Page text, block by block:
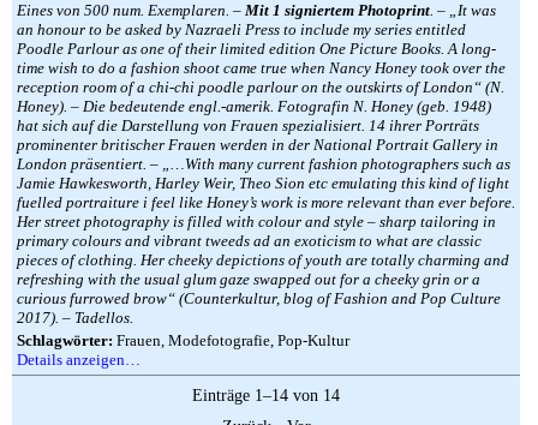
Eines von 500 num. Exemplaren. – Mit 1 signiertem Photoprint. – „It was
an honour to be asked by Nazraeli Press to include my series entitled
Poodle Parlour as one of their limited edition One Picture Books. A long-
time wish to do a fashion shoot came true when Nancy Honey took over the
reception room of a chi-chi poodle parlour on the outskirts of London“ (N.
Honey). – Die bedeutende engl.-amerik. Fotografin N. Honey (geb. 1948)
hat sich auf die Darstellung von Frauen spezialisiert. 14 ihrer Porträts
prominenter britischer Frauen werden in der National Portrait Gallery in
London präsentiert. – „…With many current fashion photographers such as
Jamie Hawkesworth, Harley Weir, Theo Sion etc emulating this kind of light
fuelled portraiture i feel like Honey’s work is more relevant than ever before.
Her street photography is filled with colour and style – sharp tailoring in
primary colours and vibrant tweeds ad an exoticism to what are classic
pieces of clothing. Her cheeky depictions of youth are totally charming and
refreshing with the usual glum gaze swapped out for a cheeky grin or a
curious furrowed brow“ (Counterkultur, blog of Fashion and Pop Culture
2017). – Tadellos.
Schlagwörter: Frauen, Modefotografie, Pop-Kultur
Details anzeigen…
Einträge 1–14 von 14